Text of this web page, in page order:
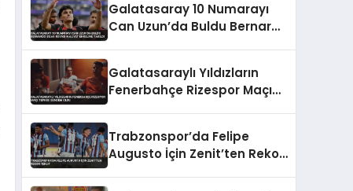
Galatasaray 10 Numarayı
Can Uzun’da Buldu Bernardo
Galatasaraylı Yıldızların
Fenerbahçe Rizespor Maçı
Trabzonspor’da Felipe
Augusto İçin Zenit’ten Rekor